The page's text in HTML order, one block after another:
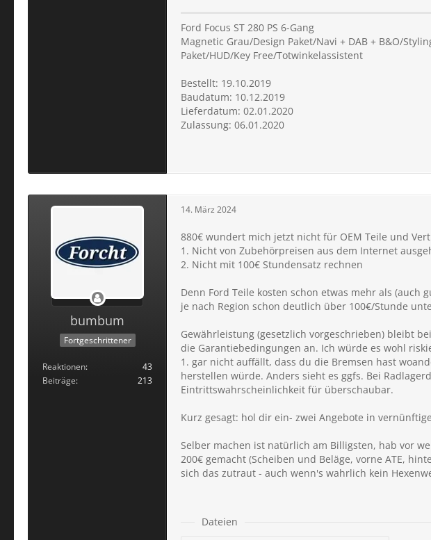
Ford Focus ST 280 PS 6-Gang
Magnetic Grau/Design Paket/Navi + DAB + B&O/
Paket/HUD/Key Free/Totwinkelassistent
Bestellt: 19.10.2019
Baudatum: 10.12.2019
Lieferdatum: 02.01.2020
Zulassung: 06.01.2020
bumbum
Fortgeschrittener
Reaktionen
43
Beiträge
213
14. März 2024
880€ wundert mich jetzt nicht für OEM Teile und
1. Nicht von Zubehörpreisen aus dem Internet
2. Nicht mit 100€ Stundensatz rechnen
Denn Ford Teile kosten schon etwas mehr als (auch
je nach Region schon deutlich über 100€/Stunde
Gewährleistung (gesetzlich vorgeschrieben) bleibt
die Garantiebedingungen an. Ich würde es wohl
1. gar nicht auffällt, dass du die Bremsen hast
herstellen würde. Anders sieht es ggfs. Bei
Eintrittswahrscheinlichkeit für überschaubar.
Kurz gesagt: hol dir ein- zwei Angebote in
Selber machen ist natürlich am Billigsten, hab vor
200€ gemacht (Scheiben und Beläge, vorne ATE,
sich das zutraut - auch wenn's wahrlich kein
Dateien